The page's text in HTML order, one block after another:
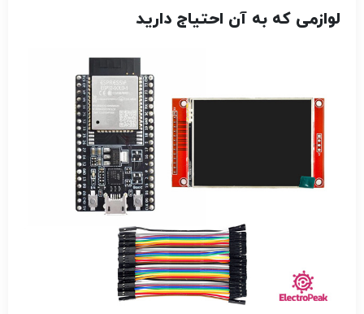
لوازمی که به آن احتیاج دارید